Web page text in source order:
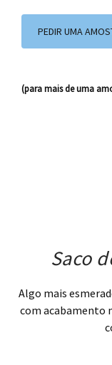
PEDIR UMA
(para mais de uma
Saco
Algo mais
com acabamento